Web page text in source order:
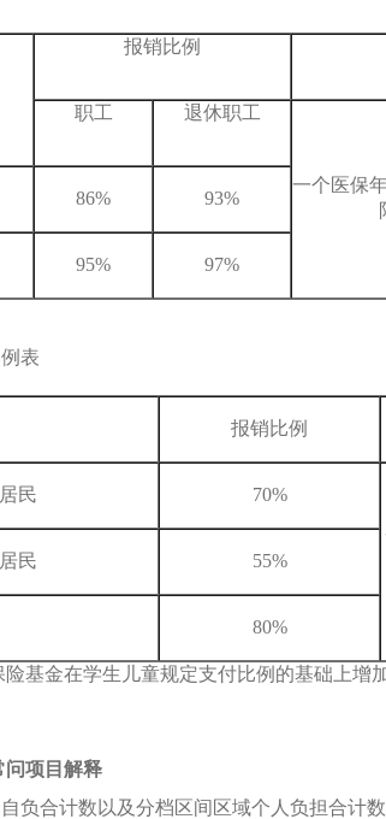
报销比例
职工 退休职工
一个医保
86% 93%
95% 97%
表
报销比例
民
70%
民 55%
80%
基金在学生儿童规定支付比例的基础上增
问项目解释
负合计数以及分档区间区域个人负担合计